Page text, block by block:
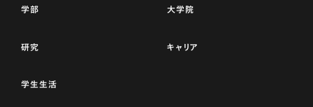
学部 大学院
研究 キャリア
学生生活